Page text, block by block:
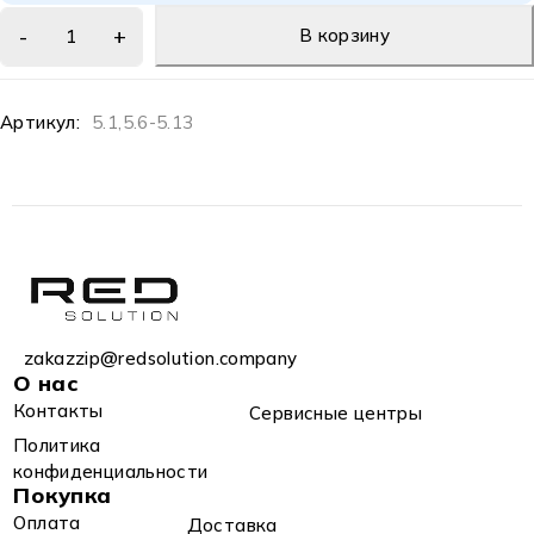
В корзину
Артикул: 5.1,5.6-5.13
zakazzip@redsolution.company
О нас
Контакты
Сервисные центры
Политика
конфиденциальности
Покупка
Оплата Доставка